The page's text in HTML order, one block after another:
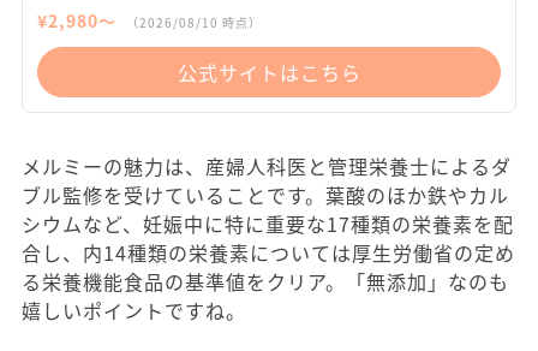
¥2,980〜 （2026/08/10 時点）
公式サイトはこちら
メルミーの魅力は、産婦人科医と管理栄養士によるダ
ブル監修を受けていることです。葉酸のほか鉄やカル
シウムなど、妊娠中に特に重要な17種類の栄養素を配
合し、内14種類の栄養素については厚生労働省の定め
る栄養機能食品の基準値をクリア。「無添加」なのも
嬉しいポイントですね。